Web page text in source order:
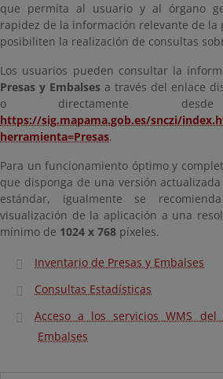
que permita al usuario y al órgano
rapidez de la información relevante de la
posibiliten la realización de consultas
Los usuarios pueden consultar la
Presas y Embalses a través del enlace
o directamente
https://sig.mapama.gob.es/snczi/
herramienta=Presas.
Para un funcionamiento óptimo y
que disponga de una versión
estándar, igualmente se
visualización de la aplicación a una
mínimo de 1024 x 768 píxeles.
Inventario de Presas y Embalses
Consultas Estadísticas
Acceso a los servicios WMS
Embalses